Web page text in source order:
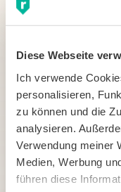
Diese Webseite
Ich verwende
personalisieren,
zu können und die
analysieren.
Verwendung meiner
Medien, Werbung
führen diese
Die besten
kennen
Welche Lauf-